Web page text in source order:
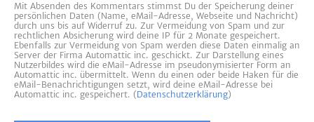
Mit Absenden des Kommentars stimmst Du der Speicherung deiner
persönlichen Daten (Name, eMail-Adresse, Webseite und Nachricht)
durch uns bis auf Widerruf zu. Zur Vermeidung von Spam und zur
rechtlichen Absicherung wird deine IP für 2 Monate gespeichert.
Ebenfalls zur Vermeidung von Spam werden diese Daten einmalig an
Server der Firma Automattic inc. geschickt. Zur Darstellung eines
Nutzerbildes wird die eMail-Adresse im pseudonymisierter Form an
Automattic inc. übermittelt. Wenn du einen oder beide Haken für die
eMail-Benachrichtigungen setzt, wird deine eMail-Adresse bei
Automattic inc. gespeichert. (Datenschutzerklärung)